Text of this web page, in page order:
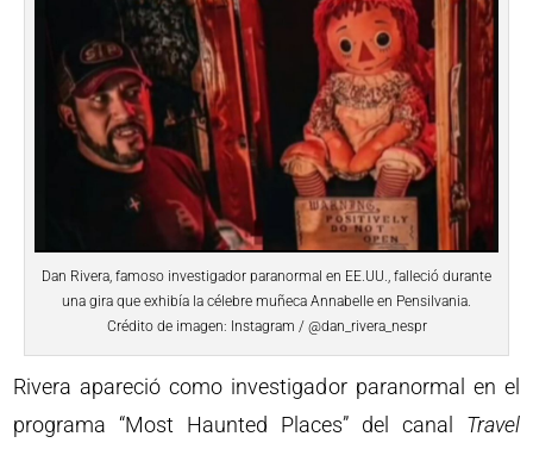
Dan Rivera, famoso investigador paranormal en EE.UU., falleció durante
una gira que exhibía la célebre muñeca Annabelle en Pensilvania.
Crédito de imagen: Instagram / @dan_rivera_nespr
Rivera apareció como investigador paranormal en el
programa “Most Haunted Places” del canal Travel